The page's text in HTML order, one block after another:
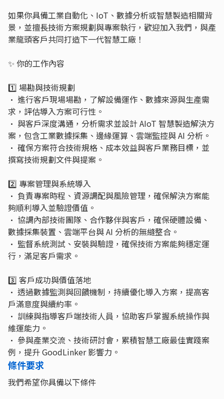
如果你具備工業自動化、IoT、數據分析或智慧製造相關背
景，並擅長技術方案規劃與專案執行，歡迎加入我們，與產
業龍頭客戶共同打造下一代智慧工廠！
✨ 你的工作內容
1️⃣ 場勘與技術規劃
• 進行客戶現場場勘，了解設備運作、數據來源與生產需
求，評估導入方案可行性。
• 與客戶深度溝通，分析需求並設計 AIoT 智慧製造解決方
案，包含工業數據採集、邊緣運算、雲端監控與 AI 分析。
• 確保方案符合技術規格、成本效益與客戶業務目標，並
撰寫技術規劃文件與提案。
2️⃣ 專案管理與系統導入
• 負責專案時程、資源調配與風險管理，確保解決方案能
夠順利導入並驗證價值。
• 協調內部技術團隊、合作夥伴與客戶，確保硬體設備、
數據採集裝置、雲端平台與 AI 分析的無縫整合。
• 監督系統測試、安裝與驗證，確保技術方案能夠穩定運
行，滿足客戶需求。
3️⃣ 客戶成功與價值落地
• 透過數據監測與回饋機制，持續優化導入方案，提高客
戶滿意度與續約率。
• 訓練與指導客戶端技術人員，協助客戶掌握系統操作與
維運能力。
• 參與產業交流、技術研討會，累積智慧工廠最佳實踐案
例，提升 GoodLinker 影響力。
條件要求
我們希望你具備以下條件